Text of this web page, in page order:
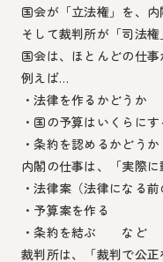
国会が「立法権」を、内
そして裁判所が「司法権
国会は、ほとんどの仕事
例えば…
・法律を作るかどうか
・国の予算はいくらにす
・条約を認めるかどう
内閣の仕事は、「実際に
・法律案（法律になる
・予算案を作る
・条約を結ぶ など
裁判所は、「裁判で公正